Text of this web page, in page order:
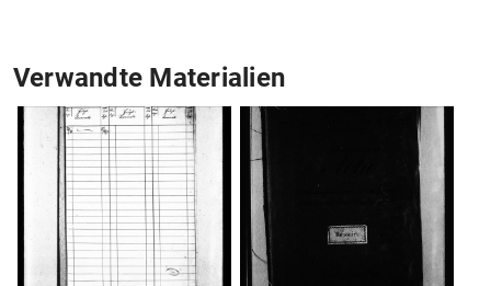
Verwandte Materialien